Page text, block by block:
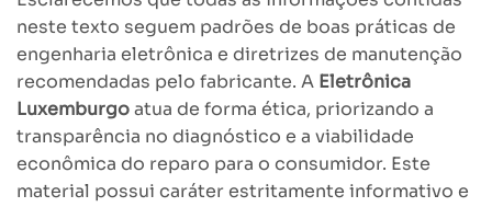
neste texto seguem padrões de boas práticas de
engenharia eletrônica e diretrizes de manutenção
recomendadas pelo fabricante. A Eletrônica
Luxemburgoatua de forma ética, priorizando a
transparência no diagnóstico e a viabilidade
econômica do reparo para o consumidor. Este
material possui caráter estritamente informativo e